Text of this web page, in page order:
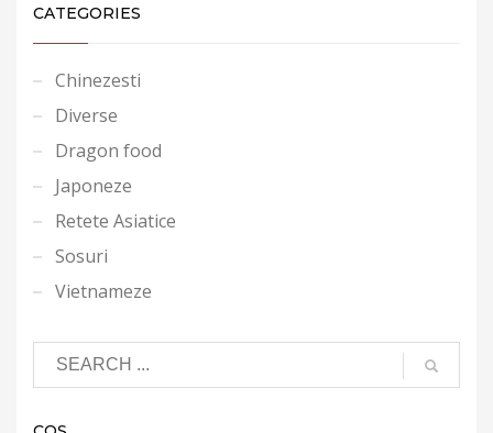
CATEGORIES
Chinezesti
Diverse
Dragon food
Japoneze
Retete Asiatice
Sosuri
Vietnameze